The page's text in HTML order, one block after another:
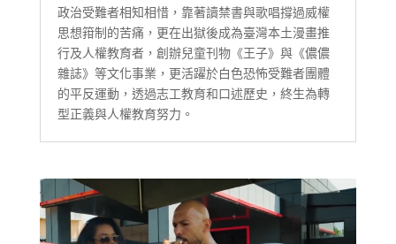
政治受難者相知相惜，靠著讀禁書與歌唱撐過威權
思想箝制的苦痛，更在出獄後成為臺灣本土漫畫推
行及人權教育者，創辦兒童刊物《王子》與《儂儂
雜誌》等文化事業，更活躍於白色恐怖受難者團體
的平反運動，透過志工教育和口述歷史，終生為轉
型正義與人權教育努力。